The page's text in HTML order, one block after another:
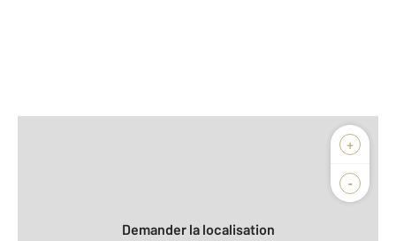
+
-
Biens vendus
Demander la localisation